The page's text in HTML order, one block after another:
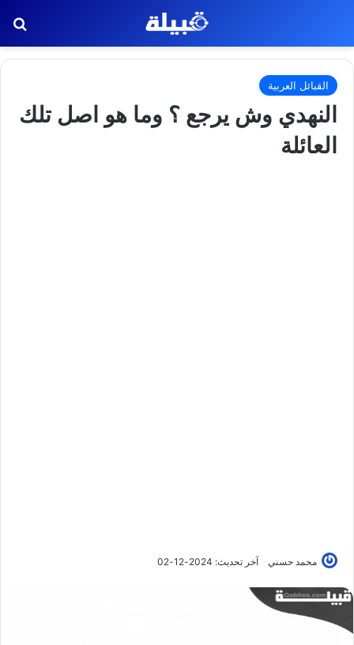
القبائل العربية
النهدي وش يرجع ؟ وما هو اصل تلك
العائلة
محمد حسني آخر تحديث: 2024-12-02